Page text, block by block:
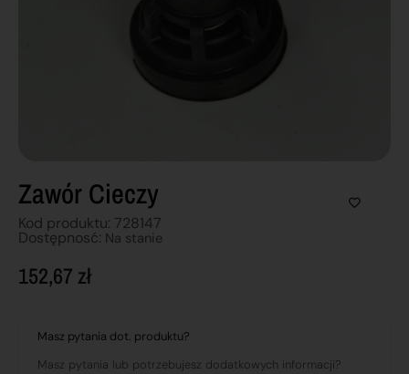
Zawór Cieczy
Kod produktu: 728147
Dostępnosć: Na stanie
152,67 zł
Masz pytania dot. produktu?
Masz pytania lub potrzebujesz dodatkowych informacji?